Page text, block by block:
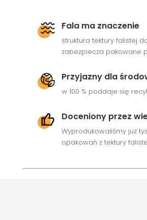
Fala ma znaczenie
struktura tektury falistej
zabezpiecza pakowane
Przyjazny dla
w 100 % poddaje się
Doceniony przez
Wyprodukowaliśmy już
opakowań z tektury